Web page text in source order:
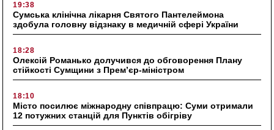
19:38
Сумська клінічна лікарня Святого Пантелеймона
здобула головну відзнаку в медичній сфері України
18:28
Олексій Романько долучився до обговорення Плану
стійкості Сумщини з Прем’єр-міністром
18:10
Місто посилює міжнародну співпрацю: Суми отримали
12 потужних станцій для Пунктів обігріву